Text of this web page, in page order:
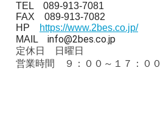
TEL 089-913-7081
FAX 089-913-7082
HP
https://www.2bes.co.jp/
MAIL info@2bes.co.jp
定休日 日曜日
営業時間 ９：００～１７：００